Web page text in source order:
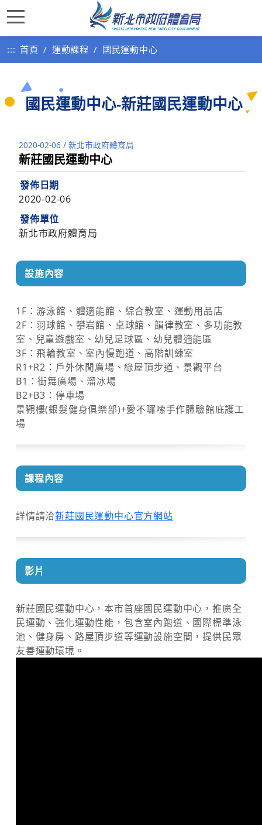
::: 首頁 運動課程 國民運動中心
國民運動中心-新莊國民運動中心
2020-02-06 / 新北市政府體育局
新莊國民運動中心
發佈日期
2020-02-06
發佈單位
新北市政府體育局
設施內容
1F：游泳館、體適能館、綜合教室、運動用品店
2F：羽球館、攀岩館、桌球館、韻律教室、多功能教
室、兒童遊戲室、幼兒足球區、幼兒體適能區
3F：飛輪教室、室內慢跑道、高階訓練室
R1+R2：戶外休閒廣場、綠屋頂步道、景觀平台
B1：街舞廣場、溜冰場
B2+B3：停車場
景觀樓(銀髮健身俱樂部)+愛不囉嗦手作體驗館庇護工
場
課程內容
詳情請洽新莊國民運動中心官方網站
影片
新莊國民運動中心，本市首座國民運動中心，推廣全
民運動、強化運動性能，包含室內跑道、國際標準泳
池、健身房、路屋頂步道等運動設施空間，提供民眾
友善運動環境。